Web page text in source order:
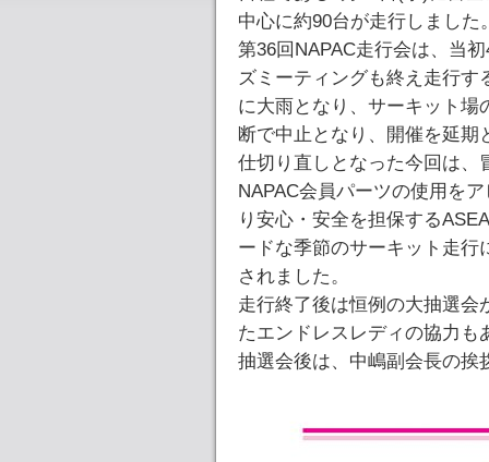
中心に約90台が走行しました
第36回NAPAC走行会は、当
ズミーティングも終え走行
に大雨となり、サーキット場
断で中止となり、開催を延期
仕切り直しとなった今回は、
NAPAC会員パーツの使用を
り安心・安全を担保する
ードな季節のサーキット走行
されました。
走行終了後は恒例の大抽選会
たエンドレスレディの協力も
抽選会後は、中嶋副会長の挨